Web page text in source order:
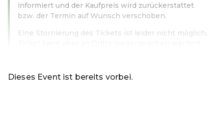
informiert und der Kaufpreis wird zurückerstattet
bzw. der Termin auf Wunsch verschoben.
Eine Stornierung des Tickets ist leider nicht möglich,
Dieses Event ist bereits vorbei.